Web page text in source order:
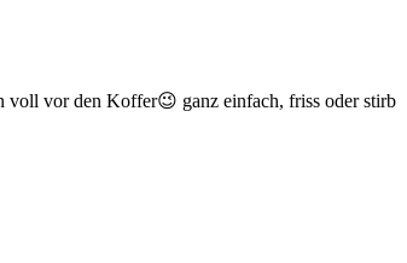
voll vor den Koffer😉 ganz einfach, friss oder stirb